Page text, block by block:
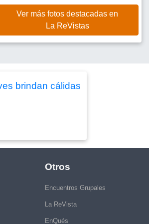
Ver más fotos destacadas en
La ReVistas
brindan cálidas
Otros
Encuentros Grupales
La ReVista
EnQués